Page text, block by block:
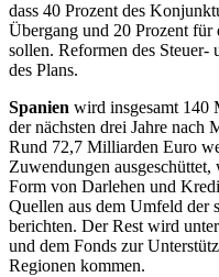
dass 40 Prozent des
Übergang und 20 Prozent
sollen. Reformen des Steuer-
des Plans.
Spanien wird insgesamt 140
der nächsten drei Jahre nach
Rund 72,7 Milliarden Euro
Zuwendungen
Form von Darlehen und
Quellen aus dem Umfeld der
berichten. Der Rest wird
und dem Fonds zur
Regionen kommen.